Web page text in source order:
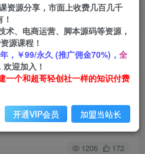
级系统课，​实操性，系统
体系教学
关注 私信
1206 172
资源分享，市面上收费几百几千
术、电商运营、脚本源码等资源，
源课程！
，￥99/永久 (推广佣金70%)， 全
迎加入！
一个和超哥轻创社一样的知识付费
开通VIP会员 加盟当站长